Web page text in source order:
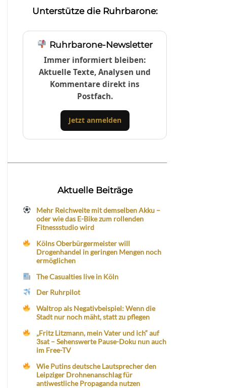
Unterstütze die Ruhrbarone:
Ruhrbarone-Newsletter
Immer informiert bleiben:
Aktuelle Texte, Analysen und
Kommentare direkt ins
Postfach.
Jetzt anmelden
Aktuelle Beiträge
Mehr Reichweite mit demselben Akku –
oder wie das E-Bike zum rollenden
Fitnessstudio wird
Kölns Oberbürgermeister will
Drogenhandel in geringen Mengen noch
ermöglichen
The Casualties live in Köln
Der Ruhrpilot
Waltrop als Negativbeispiel: Wenn die
Stadt nur noch mäht, statt zu pflegen
„Fritz Litzmann, mein Vater und ich“ auf
3sat – Sehenswerte Pause-Doku nun auch
im Free-TV
Wie Putins deutsche Lautsprecher den
Leipziger Drohnenanschlag für
antiwestliche Propaganda nutzen